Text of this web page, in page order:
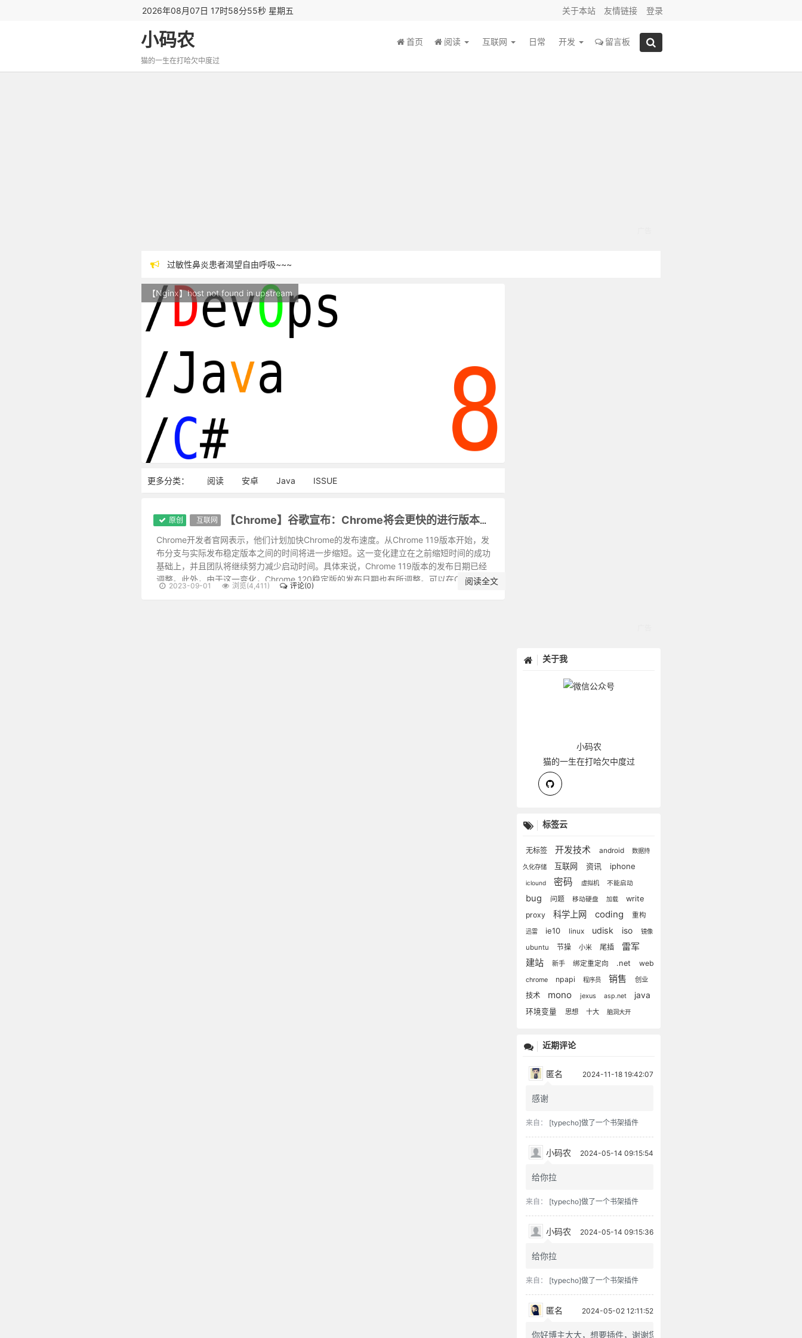
2026年08月07日 17时58分56秒 星期五 关于本站 友情链接 登录
小码农
猫的一生在打哈欠中度过
首页 阅读 互联网 日常 开发 留言板
过敏性鼻炎患者渴望自由呼吸~~~
站点随时调整中，如果不能访问，请稍等片刻
反对日本核废水排海
【Nginx】host not found in upstream
更多分类： 阅读 安卓 Java ISSUE
原创 互联网
【Chrome】谷歌宣布：Chrome将会更快的进行版本发布
Chrome开发者官网表示，他们计划加快Chrome的发布速度。从Chrome 119版本开始，发
布分支与实际发布稳定版本之间的时间将进一步缩短。这一变化建立在之前缩短时间的成功
基础上，并且团队将继续努力减少启动时间。具体来说，Chrome 119版本的发布日期已经
调整。此外，由于这一变化，Chrome 120稳定版的发布日期也有所调整。可以在Chrome状
态路线图和Chromium仪表板上查看详
2023-09-01 浏览(4,411) 评论(0) 阅读全文
关于我
小码农
猫的一生在打哈欠中度过
标签云
无标签 开发技术 android 数据持
久化存储 互联网 资讯 iphone
iclound 密码 虚拟机 不能启动
bug 问题 移动硬盘 加载
write
proxy
科学上网 coding 重构
迅雷 ie10 linux udisk iso 镜像
ubuntu 节操 小米 尾插
雷军
建站
新手 绑定重定向 .net web
chrome npapi 程序员 销售 创业
技术 mono jexus asp.net java
环境变量 思想 十大 脑洞大开
近期评论
匿名 2024-11-18 19:42:07
感谢
来自： [typecho]做了一个书架插件
小码农 2024-05-14 09:15:54
给你拉
来自： [typecho]做了一个书架插件
小码农 2024-05-14 09:15:36
给你拉
来自： [typecho]做了一个书架插件
匿名 2024-05-02 12:11:52
你好博主大大，想要插件，谢谢您